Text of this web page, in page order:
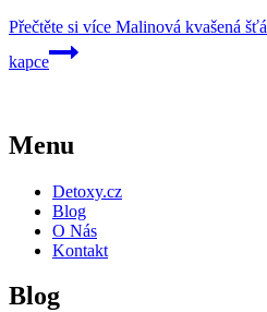
Přečtěte si více Malinová kvašená
kapce
Menu
Detoxy.cz
Blog
O Nás
Kontakt
Blog